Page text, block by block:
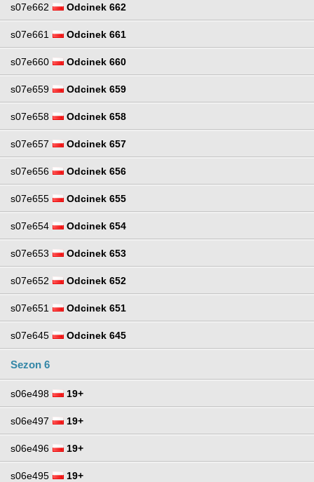
s07e662 Odcinek 662
s07e661 Odcinek 661
s07e660 Odcinek 660
s07e659 Odcinek 659
s07e658 Odcinek 658
s07e657 Odcinek 657
s07e656 Odcinek 656
s07e655 Odcinek 655
s07e654 Odcinek 654
s07e653 Odcinek 653
s07e652 Odcinek 652
s07e651 Odcinek 651
s07e645 Odcinek 645
Sezon 6
s06e498 19+
s06e497 19+
s06e496 19+
s06e495 19+